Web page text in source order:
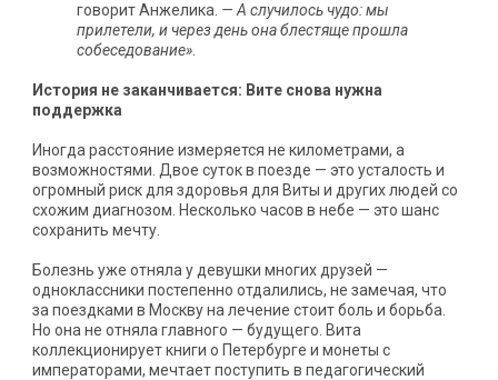
говорит Анжелика. — А случилось чудо: мы
прилетели, и через день она блестяще прошла
собеседование»
История не заканчивается: Вите снова нужна
поддержка
Иногда расстояние измеряется не километрами, а
возможностями. Двое суток в поезде — это усталость и
огромный риск для здоровья для Виты и других людей со
схожим диагнозом. Несколько часов в небе — это шанс
сохранить мечту.
Болезнь уже отняла у девушки многих друзей —
одноклассники постепенно отдалились, не замечая, что
за поездками в Москву на лечение стоит боль и борьба.
Но она не отняла главного — будущего. Вита
коллекционирует книги о Петербурге и монеты с
императорами, мечтает поступить в педагогический